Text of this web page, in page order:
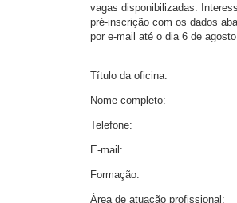
vagas disponibilizadas.
pré-inscrição com os dados
por e-mail até o dia 6 de
Título da oficina:
Nome completo:
Telefone:
E-mail:
Formação:
Área de atuação profissional: